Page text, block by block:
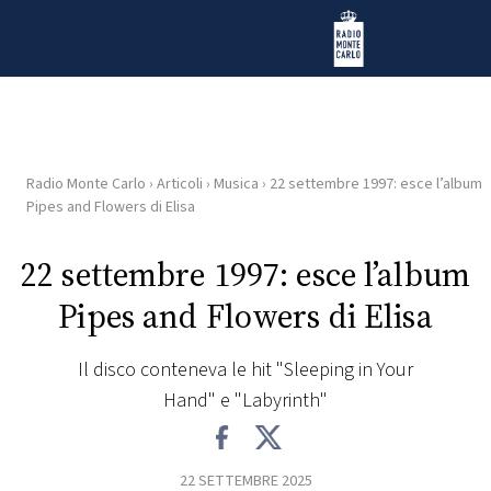
Radio Monte Carlo
HOME
RADIO
WEB
RADIO
Radio Monte Carlo › Articoli › Musica › 22 settembre 1997: esce l’album
Pipes and Flowers di Elisa
22 settembre 1997: esce l’album
Pipes and Flowers di Elisa
Il disco conteneva le hit "Sleeping in Your
Hand" e "Labyrinth"
22 SETTEMBRE 2025